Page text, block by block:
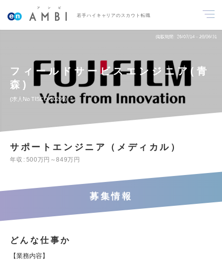
若手ハイキャリアのスカウト転職
掲載期間 26/07/14～26/08/31
フィールドサービスエンジニア(青
森)
求人No.TISCO-20299
サポートエンジニア（メディカル）
年収 500万円～849万円
募集情報
どんな仕事か
【業務内容】